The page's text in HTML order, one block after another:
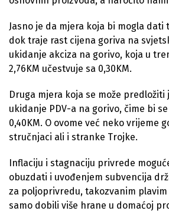
Jasno je da mjera koja bi mogla
dok traje rast cijena goriva na
ukidanje akciza na gorivo, koja u
2,76KM učestvuje sa 0,30KM.
Druga mjera koja se može
ukidanje PDV-a na gorivo, čime bi
0,40KM. O ovome već neko vrijeme
stručnjaci ali i stranke Trojke.
Inflaciju i stagnaciju privrede
obuzdati i uvođenjem subvencija
za poljoprivredu, takozvanim
samo dobili više hrane u domaćoj